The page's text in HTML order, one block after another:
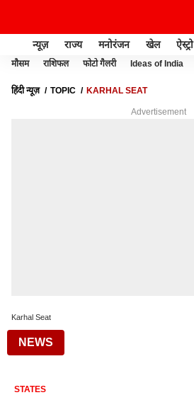
न्यूज़ राज्य मनोरंजन खेल ऐस्ट्रो
मौसम राशिफल फोटो गैलरी Ideas of India
हिंदी न्यूज़ TOPIC KARHAL SEAT
Advertisement
Karhal Seat
NEWS
STATES